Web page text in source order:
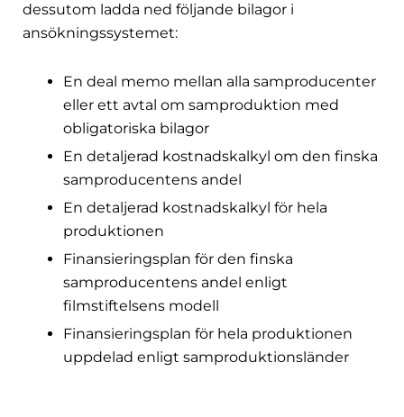
dessutom ladda ned följande bilagor i
ansökningssystemet:
En deal memo mellan alla samproducenter
eller ett avtal om samproduktion med
obligatoriska bilagor
En detaljerad kostnadskalkyl om den finska
samproducentens andel
En detaljerad kostnadskalkyl för hela
produktionen
Finansieringsplan för den finska
samproducentens andel enligt
filmstiftelsens modell
Finansieringsplan för hela produktionen
uppdelad enligt samproduktionsländer